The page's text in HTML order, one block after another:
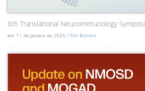
6th Translational Neuroimmunology
em 11 de Janeiro de 2025 / Por Bctrims